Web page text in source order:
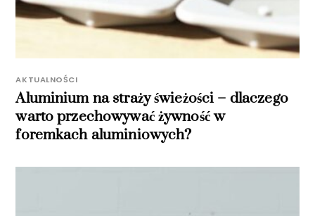
AKTUALNOŚCI
Aluminium na straży świeżości – dlaczego
warto przechowywać żywność w
foremkach aluminiowych?